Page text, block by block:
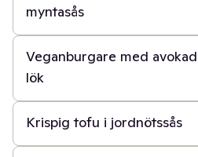
myntasås
40 min
Veganburgare med
lök
20 min
Krispig tofu i jordnötssås
1 t